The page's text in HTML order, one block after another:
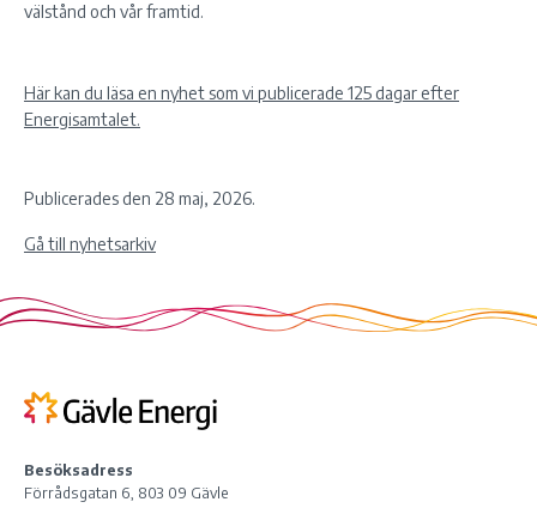
välstånd och vår framtid.
Här kan du läsa en nyhet som vi publicerade 125 dagar efter
Energisamtalet.
Publicerades den 28 maj, 2026.
Gå till nyhetsarkiv
Besöksadress
Förrådsgatan 6, 803 09 Gävle